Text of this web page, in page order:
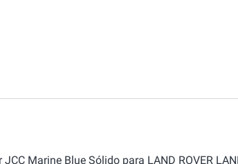
Marine Blue Sólido para LAND ROVER